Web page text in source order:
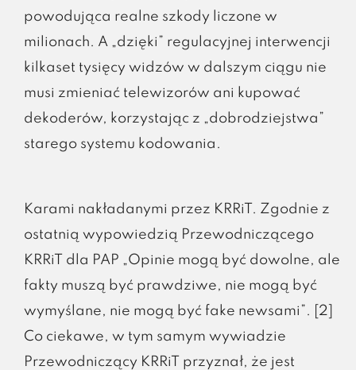
powodująca realne szkody liczone w
milionach. A „dzięki” regulacyjnej interwencji
kilkaset tysięcy widzów w dalszym ciągu nie
musi zmieniać telewizorów ani kupować
dekoderów, korzystając z „dobrodziejstwa”
starego systemu kodowania.
Karami nakładanymi przez KRRiT. Zgodnie z
ostatnią wypowiedzią Przewodniczącego
KRRiT dla PAP „Opinie mogą być dowolne, ale
fakty muszą być prawdziwe, nie mogą być
wymyślane, nie mogą być fake newsami”. [2]
Co ciekawe, w tym samym wywiadzie
Przewodniczący KRRiT przyznał, że jest